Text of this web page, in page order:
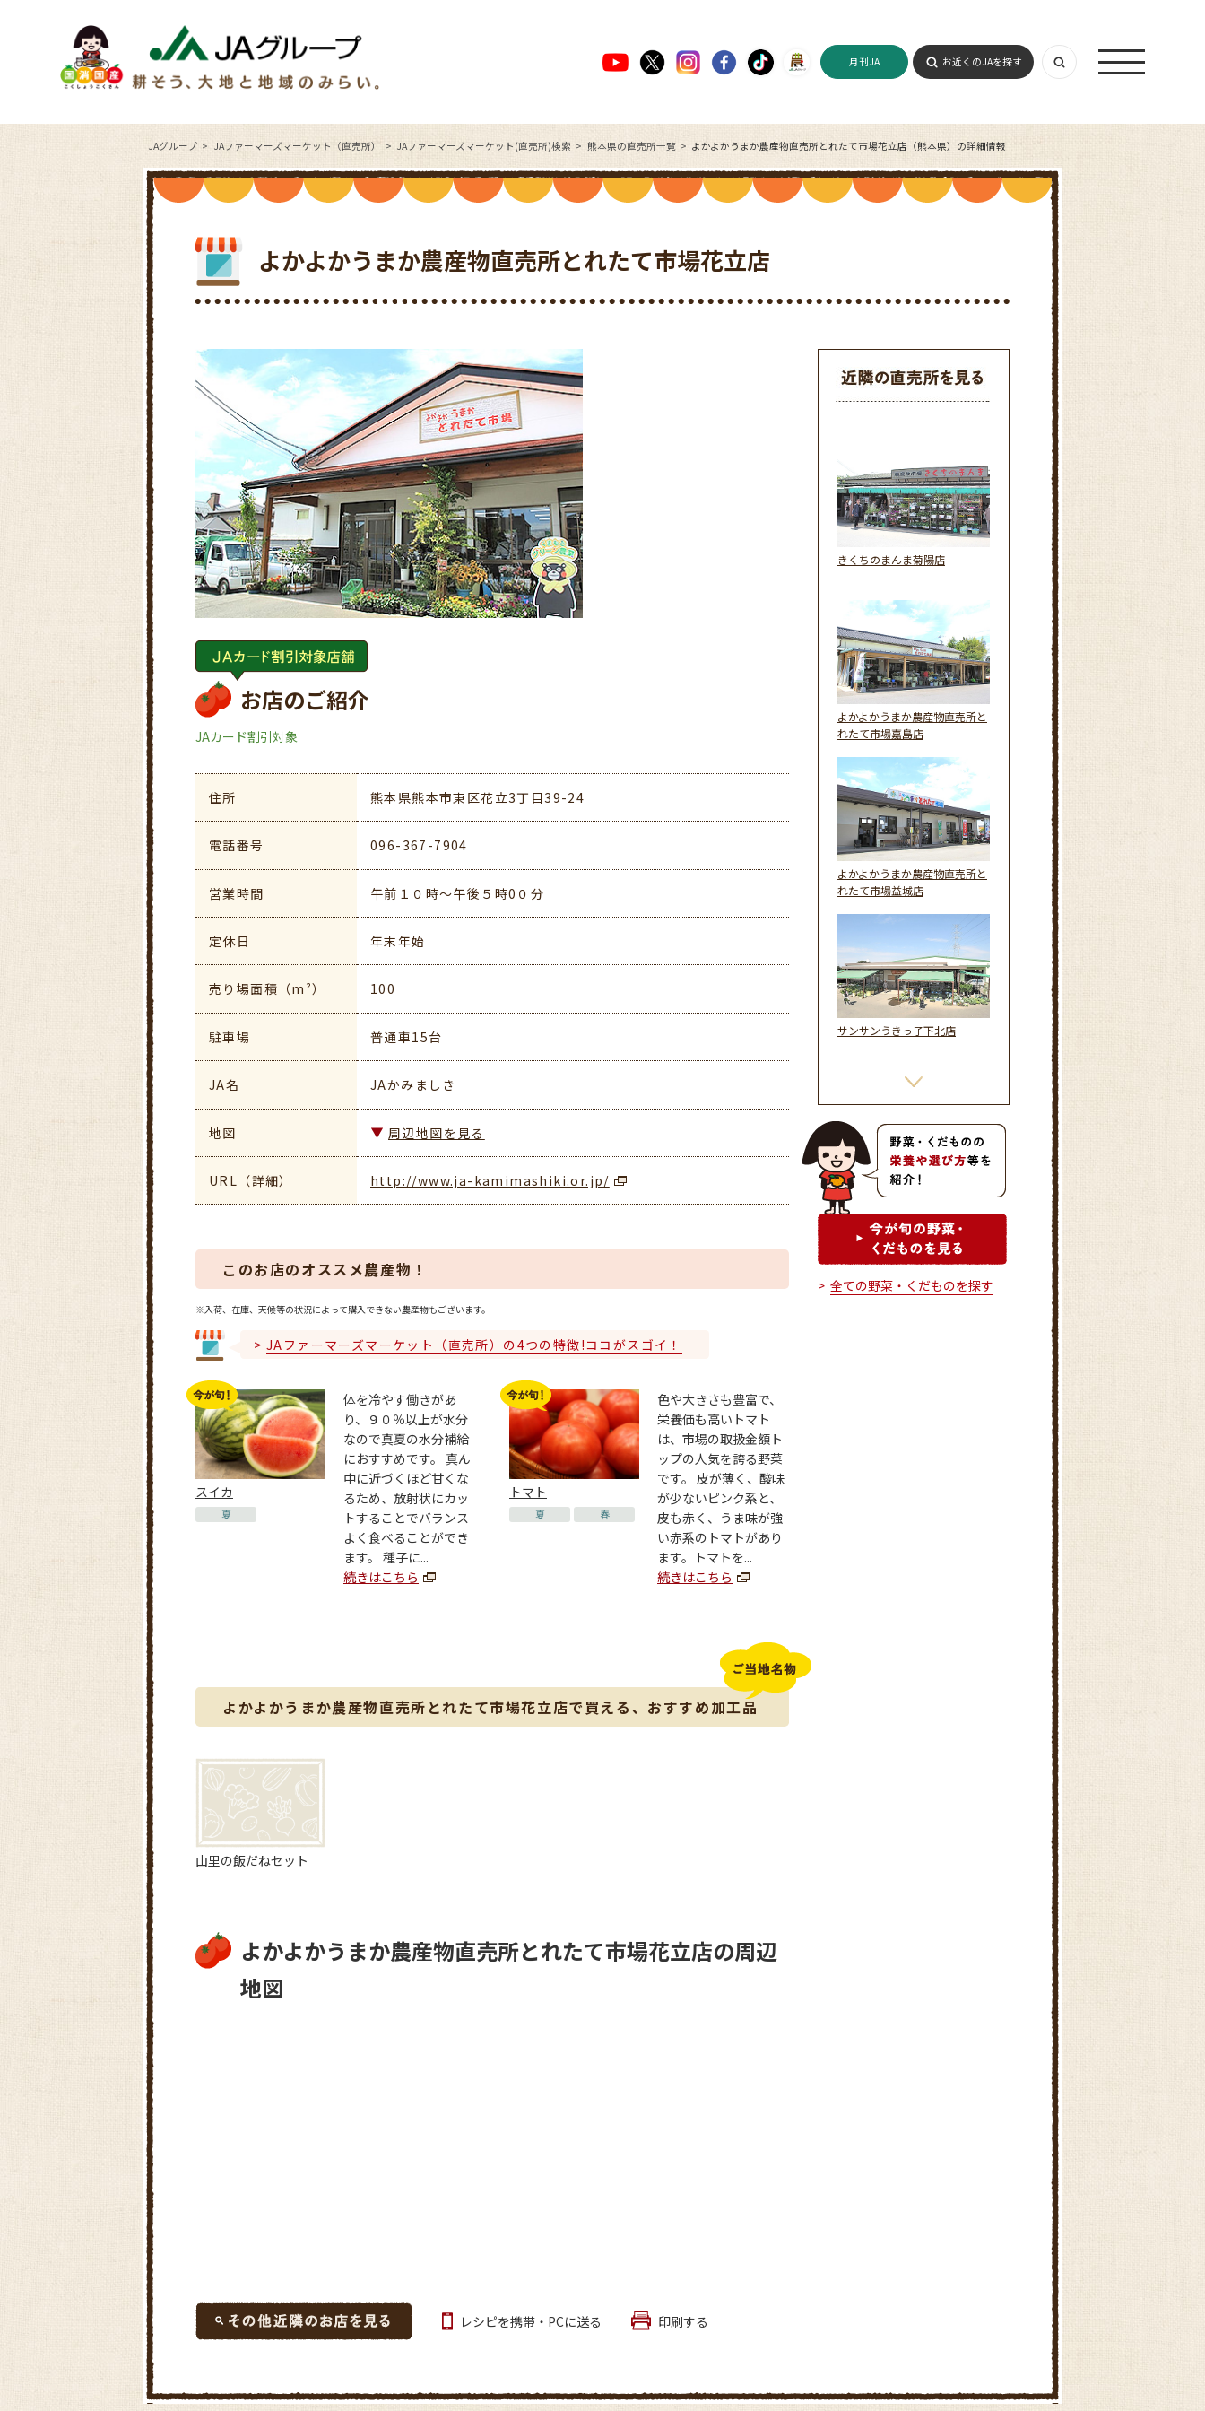
月刊JA お近くのJAを探す
JAグループ JAファーマーズマーケット（直売所） JAファーマーズマーケット(直売所)検索 熊本県の直売所一覧 よかよかうまか農産物直売所とれたて市場花立店（熊本県）の詳細情報
よかよかうまか農産物直売所とれたて市場花立店
お店のご紹介
JAカード割引対象
住所 熊本県熊本市東区花立3丁目39-24
電話番号 096-367-7904
営業時間 午前１０時～午後５時0０分
定休日 年末年始
売り場面積（m²） 100
駐車場 普通車15台
JA名 JAかみましき
地図 周辺地図を見る
URL（詳細） http://www.ja-kamimashiki.or.jp/
このお店のオススメ農産物！
※入荷、在庫、天候等の状況によって購入できない農産物もございます。
JAファーマーズマーケット（直売所）の4つの特徴!ココがスゴイ！
スイカ
夏
体を冷やす働きがあ
り、９０％以上が水分
なので真夏の水分補給
におすすめです。 真ん
中に近づくほど甘くな
るため、放射状にカッ
トすることでバランス
よく食べることができ
ます。 種子に...
続きはこちら
トマト
夏 春
色や大きさも豊富で、
栄養価も高いトマト
は、市場の取扱金額ト
ップの人気を誇る野菜
です。 皮が薄く、酸味
が少ないピンク系と、
皮も赤く、うま味が強
い赤系のトマトがあり
ます。トマトを...
続きはこちら
よかよかうまか農産物直売所とれたて市場花立店で買える、おすすめ加工品
山里の飯だねセット
よかよかうまか農産物直売所とれたて市場花立店の周辺
地図
レシピを携帯・PCに送る 印刷する
きくちのまんま菊陽店
よかよかうまか農産物直売所と
れたて市場嘉島店
よかよかうまか農産物直売所と
れたて市場益城店
サンサンうきっ子下北店
you+youくまもと農畜産物市場
全ての野菜・くだものを探す